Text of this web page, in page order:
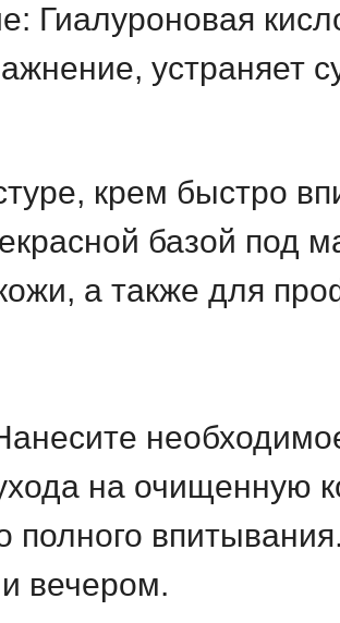
Гиалуроновая
устраняет
крем быстро
базой под
а также для
на очищенную
вечером.